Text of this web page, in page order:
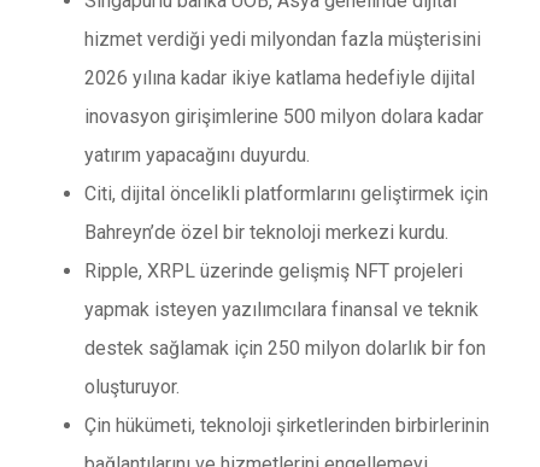
hizmet verdiği yedi milyondan fazla müşterisini
2026 yılına kadar ikiye katlama hedefiyle dijital
inovasyon girişimlerine 500 milyon dolara kadar
yatırım yapacağını duyurdu.
Citi, dijital öncelikli platformlarını geliştirmek için
Bahreyn’de özel bir teknoloji merkezi kurdu.
Ripple, XRPL üzerinde gelişmiş NFT projeleri
yapmak isteyen yazılımcılara finansal ve teknik
destek sağlamak için 250 milyon dolarlık bir fon
oluşturuyor.
Çin hükümeti, teknoloji şirketlerinden birbirlerinin